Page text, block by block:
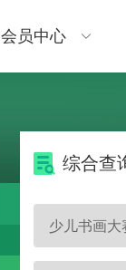
会员中心
综合查